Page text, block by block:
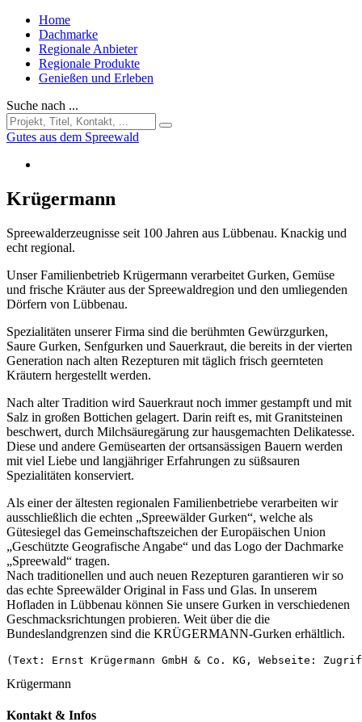
Home
Dachmarke
Regionale Anbieter
Regionale Produkte
Genießen und Erleben
Suche nach ...
Gutes aus dem Spreewald
Krügermann
Spreewalderzeugnisse seit 100 Jahren aus Lübbenau. Knackig und
echt regional.
Unser Familienbetrieb Krügermann verarbeitet Gurken, Gemüse
und frische Kräuter aus der Spreewaldregion und den umliegenden
Dörfern von Lübbenau.
Spezialitäten unserer Firma sind die berühmten Gewürzgurken,
Saure Gurken, Senfgurken und Sauerkraut, die bereits in der vierten
Generation nach alten Rezepturen mit täglich frisch geernteten
Kräutern hergestellt werden.
Nach alter Tradition wird Sauerkraut noch immer gestampft und mit
Salz in großen Bottichen gelagert. Darin reift es, mit Granitsteinen
beschwert, durch Milchsäuregärung zur hausgemachten Delikatesse.
Diese und andere Gemüsearten der ortsansässigen Bauern werden
mit viel Liebe und langjähriger Erfahrungen zu süßsauren
Spezialitäten konserviert.
Als einer der ältesten regionalen Familienbetriebe verarbeiten wir
ausschließlich die echten „Spreewälder Gurken“, welche als
Gütesiegel das Gemeinschaftszeichen der Europäischen Union
„Geschützte Geografische Angabe“ und das Logo der Dachmarke
„Spreewald“ tragen.
Nach traditionellen und auch neuen Rezepturen garantieren wir so
das echte Spreewälder Original in Fass und Glas. In unserem
Hofladen in Lübbenau können Sie unsere Gurken in verschiedenen
Geschmacksrichtungen probieren. Weit über die die
Bundeslandgrenzen sind die KRÜGERMANN-Gurken erhältlich.
(Text: Ernst Krügermann GmbH & Co. KG, Webseite:
Krügermann
Kontakt & Infos